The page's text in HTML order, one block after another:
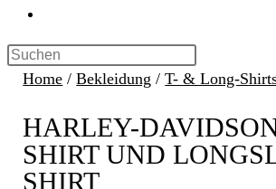
Home / Bekleidung / T- & Long-
HARLEY-
SHIRT UND
SHIRT